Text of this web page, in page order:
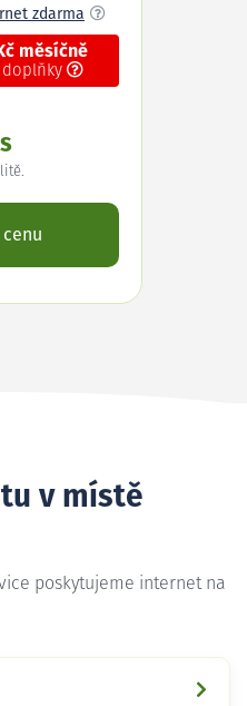
zdarma
měsíčně
doplňky
v místě
poskytujeme internet na